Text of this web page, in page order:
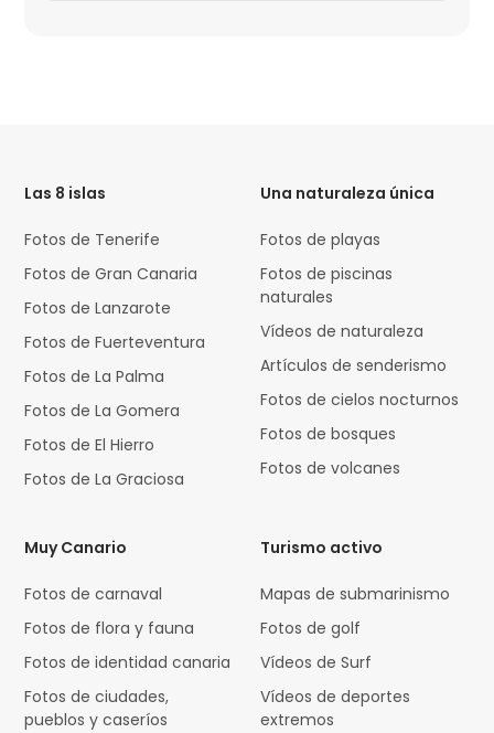
Las 8 islas
Fotos de Tenerife
Fotos de Gran Canaria
Fotos de Lanzarote
Fotos de Fuerteventura
Fotos de La Palma
Fotos de La Gomera
Fotos de El Hierro
Fotos de La Graciosa
Una naturaleza única
Fotos de playas
Fotos de piscinas
naturales
Vídeos de naturaleza
Artículos de senderismo
Fotos de cielos nocturnos
Fotos de bosques
Fotos de volcanes
Muy Canario
Fotos de carnaval
Fotos de flora y fauna
Fotos de identidad canaria
Fotos de ciudades,
pueblos y caseríos
Turismo activo
Mapas de submarinismo
Fotos de golf
Vídeos de Surf
Vídeos de deportes
extremos